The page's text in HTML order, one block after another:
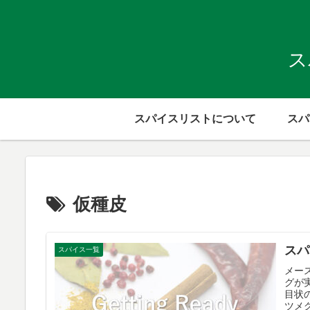
スパイスリストについて ス
仮種皮
スパイス一覧 ス
メー
グが
目状
ツメ